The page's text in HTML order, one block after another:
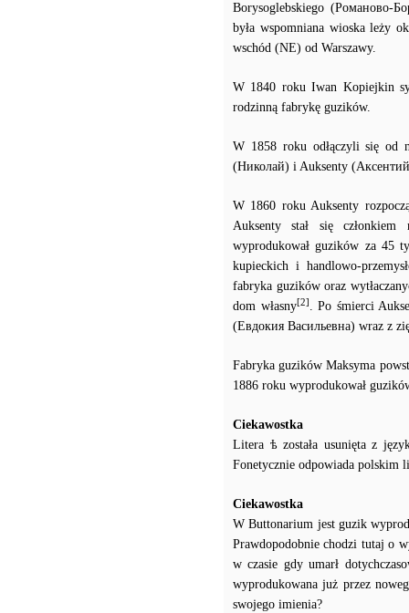
Borysoglebskiego (Романово-
była wspomniana wioska leży
wschód (NE) od Warszawy.
W 1840 roku Iwan Kopiejkin
rodzinną fabrykę guzików.
W 1858 roku odłączyli się od
(Николай) i Auksenty
W 1860 roku Auksenty
Auksenty stał się członkiem
wyprodukował guzików za 45
kupieckich i handlowo-
fabryka guzików oraz
dom własny[2] . Po śmierci
(Евдокия Васильевна) wraz z
Fabryka guzików Maksyma
1886 roku wyprodukował
Ciekawostka
Litera ѣ została usunięta z
Fonetycznie odpowiada polskim
Ciekawostka
W Buttonarium jest guzik
Prawdopodobnie chodzi tutaj o
w czasie gdy umarł
wyprodukowana już przez
swojego imienia?